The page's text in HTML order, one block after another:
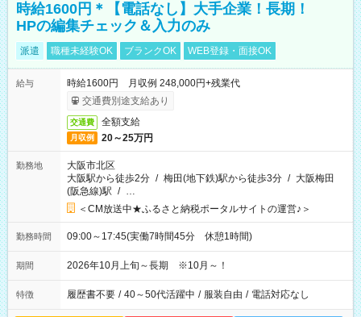
時給1600円＊【電話なし】大手企業！長期！
HPの編集チェック＆入力のみ
派遣 職種未経験OK ブランクOK WEB登録・面接OK
給与
時給1600円 月収例 248,000円+残業代
交通費別途支給あり
交通費 全額支給
月収例 20～25万円
勤務地
大阪市北区
大阪駅から徒歩2分 / 梅田(地下鉄)駅から徒歩3分 / 大阪梅田
(阪急線)駅 / …
＜CM放送中★ふるさと納税ポータルサイトの運営♪＞
勤務時間 09:00～17:45(実働7時間45分 休憩1時間)
期間 2026年10月上旬～長期 ※10月～！
特徴 履歴書不要 / 40～50代活躍中 / 服装自由 / 電話対応なし